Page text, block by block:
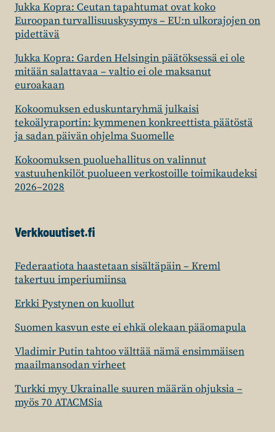
Jukka Kopra: Ceutan tapahtumat ovat koko
Euroopan turvallisuuskysymys – EU:n ulkorajojen on
pidettävä
Jukka Kopra: Garden Helsingin päätöksessä ei ole
mitään salattavaa – valtio ei ole maksanut
euroakaan
Kokoomuksen eduskuntaryhmä julkaisi
tekoälyraportin: kymmenen konkreettista päätöstä
ja sadan päivän ohjelma Suomelle
Kokoomuksen puoluehallitus on valinnut
vastuuhenkilöt puolueen verkostoille toimikaudeksi
2026–2028
Verkkouutiset.fi
Federaatiota haastetaan sisältäpäin – Kreml
takertuu imperiumiinsa
Erkki Pystynen on kuollut
Suomen kasvun este ei ehkä olekaan pääomapula
Vladimir Putin tahtoo välttää nämä ensimmäisen
maailmansodan virheet
Turkki myy Ukrainalle suuren määrän ohjuksia –
myös 70 ATACMSia